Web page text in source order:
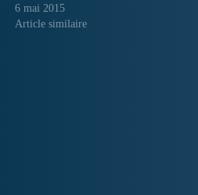
6 mai 2015
Article similaire